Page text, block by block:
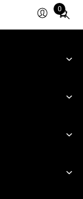
0
Total
items
cart: